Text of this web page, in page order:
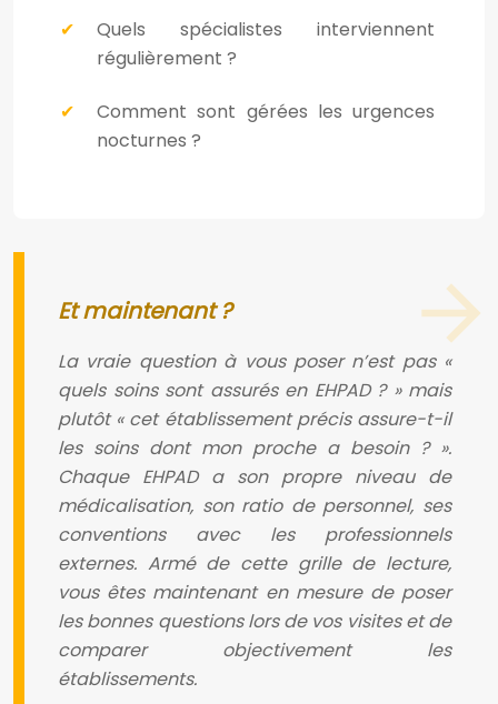
Quels spécialistes interviennent
régulièrement ?
Comment sont gérées les urgences
nocturnes ?
Et maintenant ?
La vraie question à vous poser n’est pas «
quels soins sont assurés en EHPAD ? » mais
plutôt « cet établissement précis assure-t-il
les soins dont mon proche a besoin ? ».
Chaque EHPAD a son propre niveau de
médicalisation, son ratio de personnel, ses
conventions avec les professionnels
externes. Armé de cette grille de lecture,
vous êtes maintenant en mesure de poser
les bonnes questions lors de vos visites et de
comparer objectivement les
établissements.